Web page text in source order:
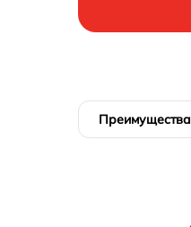
Преимущества